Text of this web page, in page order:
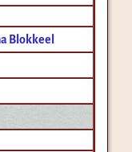
Blokkeel